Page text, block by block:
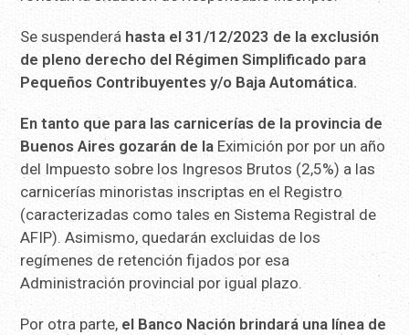
Se suspenderá hasta el 31/12/2023 de la exclusión
de pleno derecho del Régimen Simplificado para
Pequeños Contribuyentes y/o Baja Automática.
En tanto que para las carnicerías de la provincia de
Buenos Aires gozarán de la Eximición por por un año
del Impuesto sobre los Ingresos Brutos (2,5%) a las
carnicerías minoristas inscriptas en el Registro
(caracterizadas como tales en Sistema Registral de
AFIP). Asimismo, quedarán excluidas de los
regímenes de retención fijados por esa
Administración provincial por igual plazo.
Por otra parte, el Banco Nación brindará una línea de